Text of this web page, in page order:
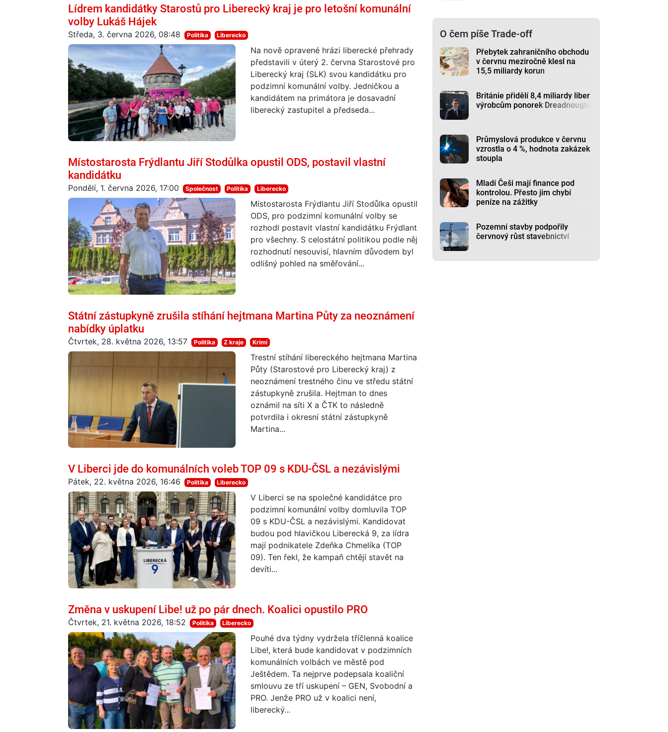
Lídrem kandidátky Starostů pro Liberecký kraj je pro letošní komunální
volby Lukáš Hájek
Středa, 3. června 2026, 08:48 Politika Liberecko
Na nově opravené hrázi liberecké přehrady
představili v úterý 2. června Starostové pro
Liberecký kraj (SLK) svou kandidátku pro
podzimní komunální volby. Jedničkou a
kandidátem na primátora je dosavadní
liberecký zastupitel a předseda...
Místostarosta Frýdlantu Jiří Stodůlka opustil ODS, postavil vlastní
kandidátku
Pondělí, 1. června 2026, 17:00 Společnost Politika Liberecko
Místostarosta Frýdlantu Jiří Stodůlka opustil
ODS, pro podzimní komunální volby se
rozhodl postavit vlastní kandidátku Frýdlant
pro všechny. S celostátní politikou podle něj
rozhodnutí nesouvisí, hlavním důvodem byl
odlišný pohled na směřování...
Státní zástupkyně zrušila stíhání hejtmana Martina Půty za neoznámení
nabídky úplatku
Čtvrtek, 28. května 2026, 13:57 Politika Z kraje Krimi
Trestní stíhání libereckého hejtmana Martina
Půty (Starostové pro Liberecký kraj) z
neoznámení trestného činu ve středu státní
zástupkyně zrušila. Hejtman to dnes
oznámil na síti X a ČTK to následně
potvrdila i okresní státní zástupkyně
Martina...
V Liberci jde do komunálních voleb TOP 09 s KDU-ČSL a nezávislými
Pátek, 22. května 2026, 16:46 Politika Liberecko
V Liberci se na společné kandidátce pro
podzimní komunální volby domluvila TOP
09 s KDU-ČSL a nezávislými. Kandidovat
budou pod hlavičkou Liberecká 9, za lídra
mají podnikatele Zdeňka Chmelíka (TOP
09). Ten řekl, že kampaň chtějí stavět na
devíti...
Změna v uskupení Libe! už po pár dnech. Koalici opustilo PRO
Čtvrtek, 21. května 2026, 18:52 Politika Liberecko
Pouhé dva týdny vydržela tříčlenná koalice
Libe!, která bude kandidovat v podzimních
komunálních volbách ve městě pod
Ještědem. Ta nejprve podepsala koaliční
smlouvu ze tří uskupení – GEN, Svobodní a
PRO. Jenže PRO už v koalici není,
liberecký...
O čem píše Trade-off
Přebytek zahraničního obchodu
v červnu meziročně klesl na
15,5 miliardy korun
Británie přidělí 8,4 miliardy liber
výrobcům ponorek Dreadnought
Průmyslová produkce v červnu
vzrostla o 4 %, hodnota zakázek
stoupla
Mladí Češi mají finance pod
kontrolou. Přesto jim chybí
peníze na zážitky
Pozemní stavby podpořily
červnový růst stavebnictví